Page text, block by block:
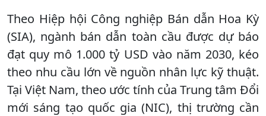
Theo Hiệp hội Công nghiệp Bán dẫn Hoa Kỳ
(SIA), ngành bán dẫn toàn cầu được dự báo
đạt quy mô 1.000 tỷ USD vào năm 2030, kéo
theo nhu cầu lớn về nguồn nhân lực kỹ thuật.
Tại Việt Nam, theo ước tính của Trung tâm Đổi
mới sáng tạo quốc gia (NIC), thị trường cần